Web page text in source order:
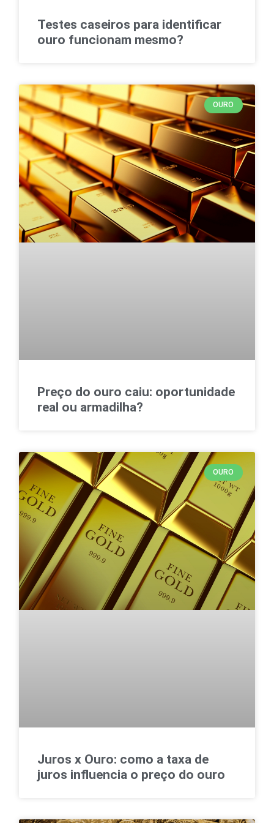
Testes caseiros para identificar
ouro funcionam mesmo?
OURO
Preço do ouro caiu: oportunidade
real ou armadilha?
OURO
Juros x Ouro: como a taxa de
juros influencia o preço do ouro